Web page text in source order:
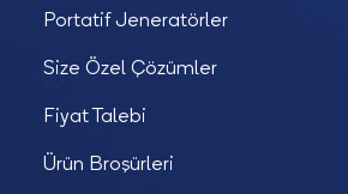
Portatif Jeneratörler
Size Özel Çözümler
Fiyat Talebi
Ürün Broşürleri